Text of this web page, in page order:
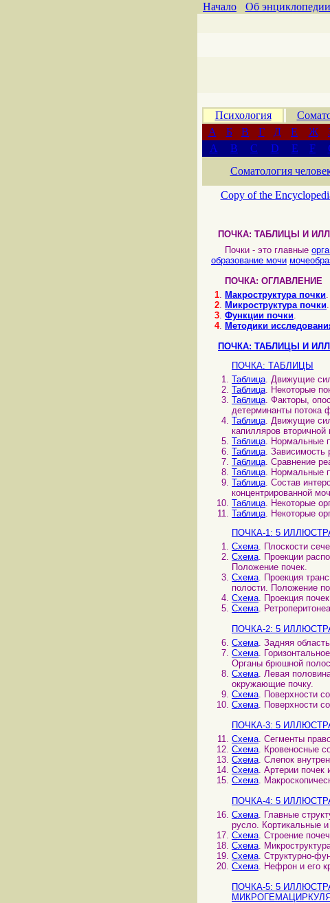
Начало Об энциклопедии
Психология
А
Б В Г Д Е Ж
A
B C D E F
Соматология
Copy of the
ПОЧКА: ТАБЛИЦЫ И
Почки - это главные
образование мочи
ПОЧКА: ОГЛАВЛЕНИЕ
1. Макроструктура почки.
2. Микроструктура почки.
3. Функции почки.
4. Методики
ПОЧКА: ТАБЛИЦЫ И
ПОЧКА: ТАБЛИЦЫ
Таблица. Движущие
Таблица. Некоторые
Таблица. Факторы,
детерминанты потока
Таблица. Движущие
капилляров вторичной
Таблица. Нормальные
Таблица. Зависимость
Таблица. Сравнение
Таблица. Нормальные
Таблица. Состав
концентрированной
Таблица. Некоторые
Таблица. Некоторые
ПОЧКА-1: 5
Схема. Плоскости
Схема. Проекции
Положение почек.
Схема. Проекция
полости. Положение
Схема. Проекция
Схема.
ПОЧКА-2: 5
Схема. Задняя
Схема.
Органы брюшной
Схема. Левая
окружающие почку.
Схема. Поверхности
Схема. Поверхности
ПОЧКА-3: 5
Схема. Сегменты
Схема. Кровеносные
Схема. Слепок
Схема. Артерии почек
Схема.
ПОЧКА-4: 5
Схема. Главные
русло. Кортикальные
Схема. Строение
Схема.
Схема. Структурно-
Схема. Нефрон и его
ПОЧКА-5: 5